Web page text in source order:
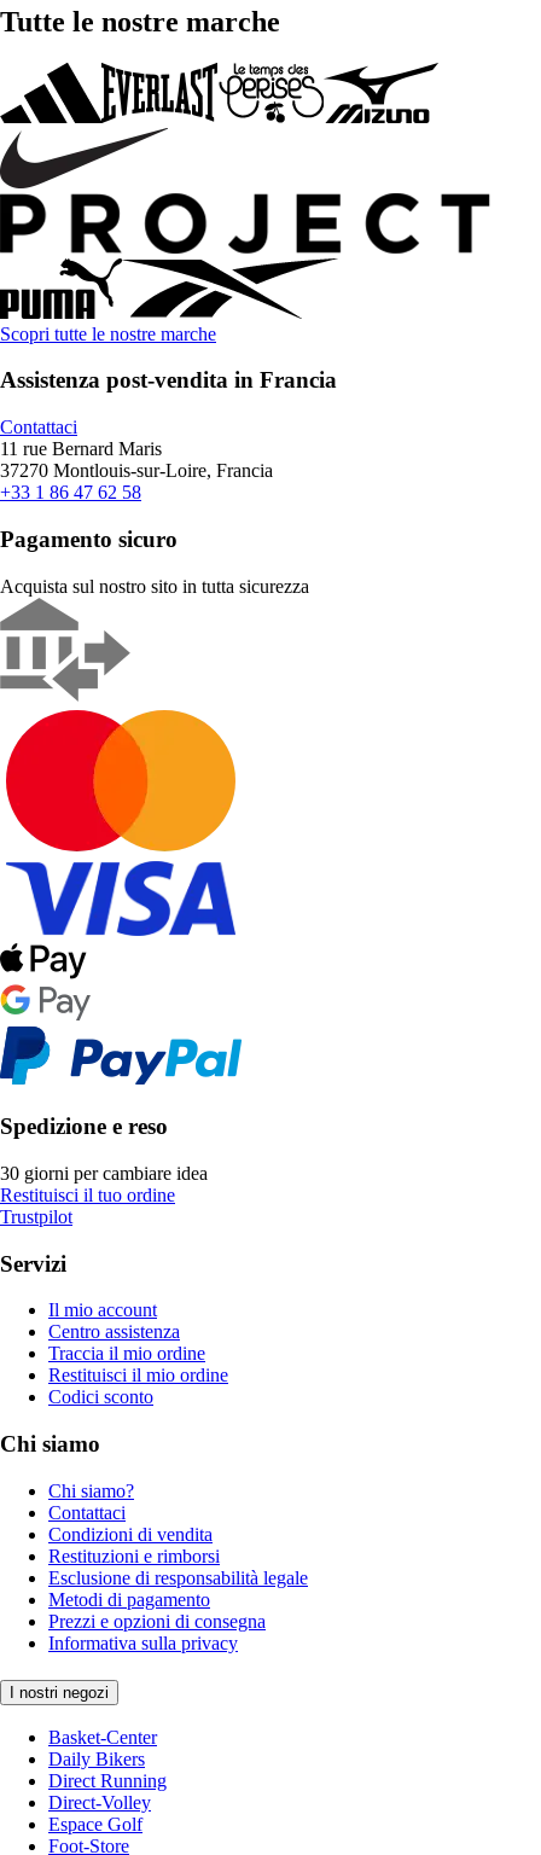
Tutte le nostre marche
Scopri tutte le nostre marche
Assistenza post-vendita in Francia
Contattaci
11 rue Bernard Maris
37270 Montlouis-sur-Loire, Francia
+33 1 86 47 62 58
Pagamento sicuro
Acquista sul nostro sito in tutta sicurezza
Spedizione e reso
30 giorni per cambiare idea
Restituisci il tuo ordine
Trustpilot
Servizi
Il mio account
Centro assistenza
Traccia il mio ordine
Restituisci il mio ordine
Codici sconto
Chi siamo
Chi siamo?
Contattaci
Condizioni di vendita
Restituzioni e rimborsi
Esclusione di responsabilità legale
Metodi di pagamento
Prezzi e opzioni di consegna
Informativa sulla privacy
I nostri negozi
Basket-Center
Daily Bikers
Direct Running
Direct-Volley
Espace Golf
Foot-Store